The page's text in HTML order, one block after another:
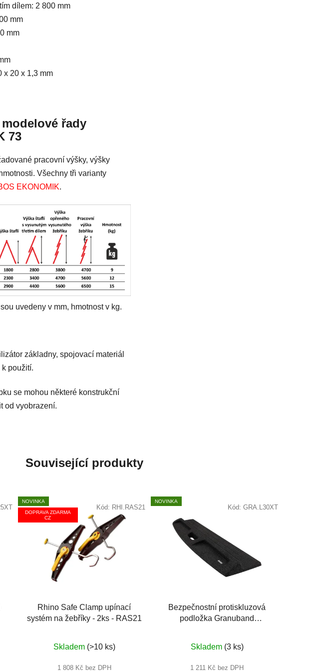
dílem: 2 800 mm
mm
mm
x 20 x 1,3 mm
řady
73
pracovní výšky, výšky
Všechny tři varianty
EKONOMIK.
uvedeny v mm, hmotnost v kg.
základny, spojovací materiál
použití.
se mohou některé konstrukční
od vyobrazení.
Související produkty
NOVINKA
DOPRAVA ZDARMA
CZ
Rhino Safe Clamp upínací
systém na žebříky - 2ks - RAS21
hodnocení
produktu
Skladem (>10 ks)
1 808 Kč bez DPH
Kód: RHI.RAS21
NOVINKA
Bezpečnostní protiskluzová
podložka Granuband
Skladem (3 ks)
1 211 Kč bez DPH
Kód: GRA.L30XT